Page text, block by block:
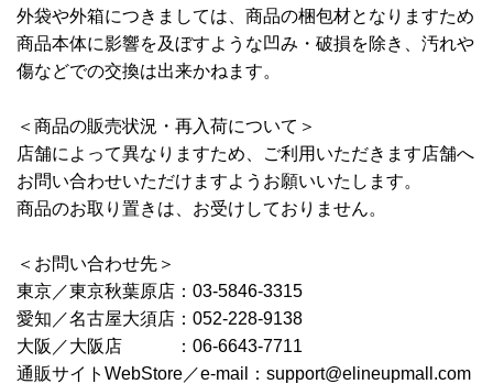
外袋や外箱につきましては、商品の梱包材となりますため
商品本体に影響を及ぼすような凹み・破損を除き、汚れや
傷などでの交換は出来かねます。
＜商品の販売状況・再入荷について＞
店舗によって異なりますため、ご利用いただきます店舗へ
お問い合わせいただけますようお願いいたします。
商品のお取り置きは、お受けしておりません。
＜お問い合わせ先＞
東京／東京秋葉原店：03-5846-3315
愛知／名古屋大須店：052-228-9138
大阪／大阪店 ：06-6643-7711
通販サイトWebStore／e-mail：support@elineupmall.com